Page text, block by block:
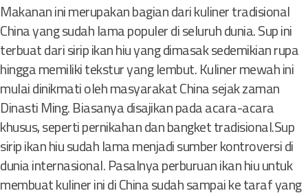
Makanan ini merupakan bagian dari kuliner tradisional
China yang sudah lama populer di seluruh dunia. Sup ini
terbuat dari sirip ikan hiu yang dimasak sedemikian rupa
hingga memiliki tekstur yang lembut. Kuliner mewah ini
mulai dinikmati oleh masyarakat China sejak zaman
Dinasti Ming. Biasanya disajikan pada acara-acara
khusus, seperti pernikahan dan bangket tradisional.Sup
sirip ikan hiu sudah lama menjadi sumber kontroversi di
dunia internasional. Pasalnya perburuan ikan hiu untuk
membuat kuliner ini di China sudah sampai ke taraf yang